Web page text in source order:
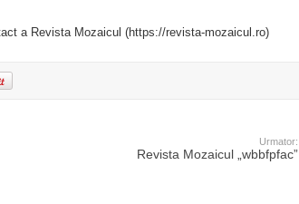
a Revista Mozaicul (https://revista-mozaicul.ro)
Urmator:
Revista Mozaicul „wbbfpfac”